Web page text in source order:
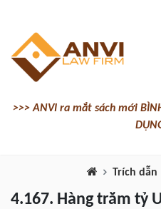
>>> ANVI ra mắt sách mới
Trích dẫn
4.167. Hàng trăm tỷ